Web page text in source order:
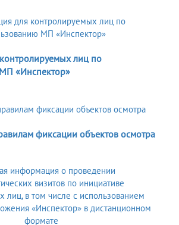
лиц по
«Инспектор»
фиксации объектов осмотра